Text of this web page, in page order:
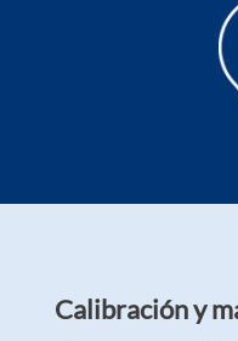
Calibración y